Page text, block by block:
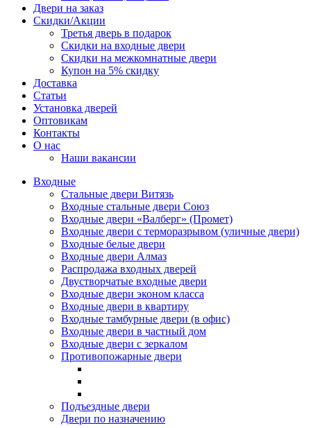
Двери на заказ
Скидки/Акции
Третья дверь в подарок
Скидки на входные двери
Скидки на межкомнатные двери
Купон на 5% скидку
Доставка
Статьи
Установка дверей
Оптовикам
Контакты
О нас
Наши вакансии
Входные
Стальные двери Витязь
Входные стальные двери Союз
Входные двери «Валберг» (Промет)
Входные двери с терморазрывом (уличные двери)
Входные белые двери
Входные двери Алмаз
Распродажа входных дверей
Двустворчатые входные двери
Входные двери эконом класса
Входные двери в квартиру
Входные тамбурные двери (в офис)
Входные двери в частный дом
Входные двери с зеркалом
Противопожарные двери
Подъездные двери
Двери по назначению